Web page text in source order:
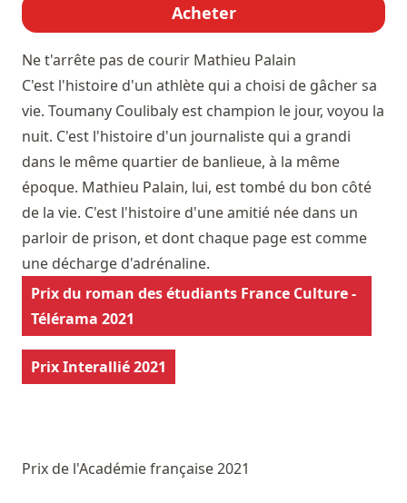
Acheter
Ne t'arrête pas de courir Mathieu Palain
​C'est l'histoire d'un athlète qui a choisi de gâcher sa
vie. Toumany Coulibaly est champion le jour, voyou la
nuit. C'est l'histoire d'un journaliste qui a grandi
dans le même quartier de banlieue, à la même
époque. Mathieu Palain, lui, est tombé du bon côté
de la vie. C'est l'histoire d'une amitié née dans un
parloir de prison, et dont chaque page est comme
une décharge d'adrénaline.
Prix du roman des étudiants France Culture -
Télérama 2021
Prix Interallié 2021
Prix de l'Académie française 2021